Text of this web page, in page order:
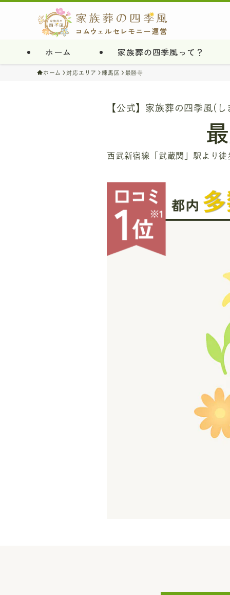
ホーム 家族葬の四季風って？
ホーム 対応エリア 練馬区 最勝寺
【公式】家族葬の四季風(
西武新宿線「武蔵関」駅より徒